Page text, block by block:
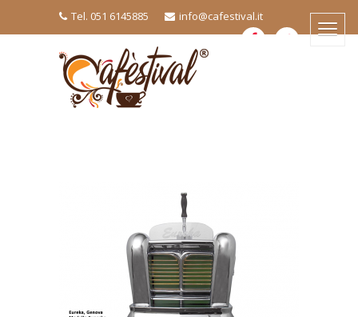
Tel. 051 6145885 info@cafestival.it